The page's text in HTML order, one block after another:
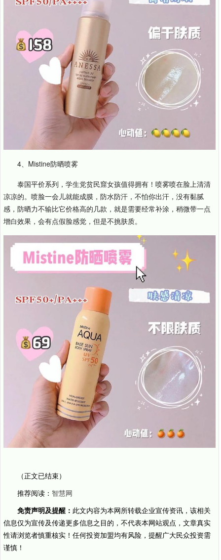
4、Mistine防晒喷雾
泰国平价系列，学生党贫民窟女孩值得拥有！喷雾喷在脸上清清
凉凉的。喷脸一会儿就能成膜，防水防汗，不怕你出汗，没有黏腻
感，防晒力不输比它价格高的几款，就是需要经常补涂，稍微带一点
增白效果，会有点假脸感觉，但是不挑肤质。
（正文已结束）
推荐阅读： 智慧网
免责声明及提醒： 此文内容为本网所转载企业宣传资讯，该相关
信息仅为宣传及传递更多信息之目的，不代表本网站观点，文章真实
性请浏览者慎重核实！任何投资加盟均有风险，提醒广大民众投资需
谨慎！